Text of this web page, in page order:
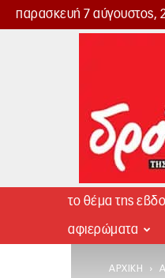
παρασκευή 7 αύγουστος,
Δρόμος
το θέμα της
αφιερώματα
ΑΡΧΙΚΉ